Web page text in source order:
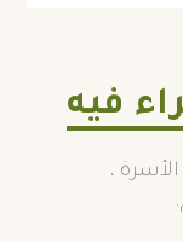
فيه
،